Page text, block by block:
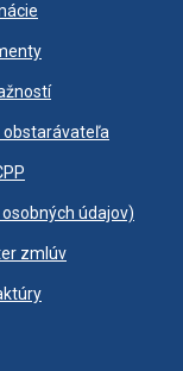
obstarávateľa
osobných údajov)
zmlúv